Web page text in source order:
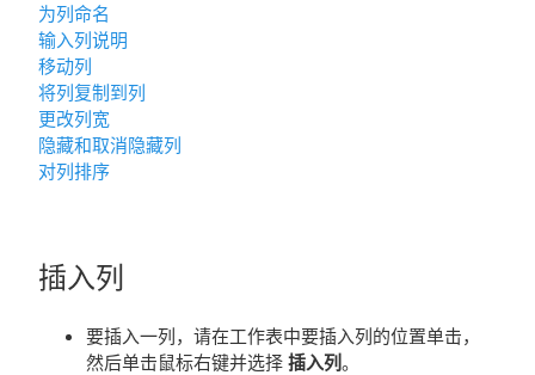
为列命名
输入列说明
移动列
将列复制到列
更改列宽
隐藏和取消隐藏列
对列排序
插入列
要插入一列，请在工作表中要插入列的位置单击，
然后单击鼠标右键并选择 插入列。